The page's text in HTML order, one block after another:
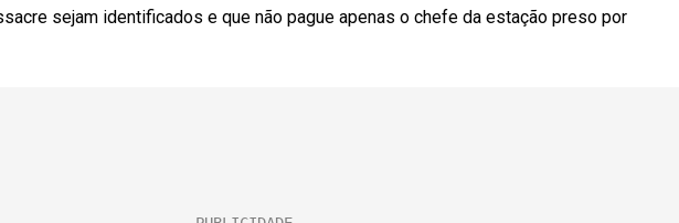
sejam identificados e que não pague apenas o chefe da estação preso por